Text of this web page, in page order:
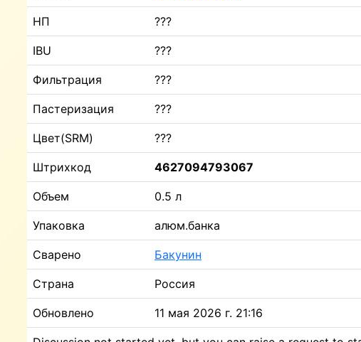
НП ???
IBU ???
Фильтрация ???
Пастеризация ???
Цвет(SRM) ???
Штрихкод 4627094793067
Объем 0.5 л
Упаковка алюм.банка
Сварено Бакунин
Страна Россия
Обновлено 11 мая 2026 г. 21:16